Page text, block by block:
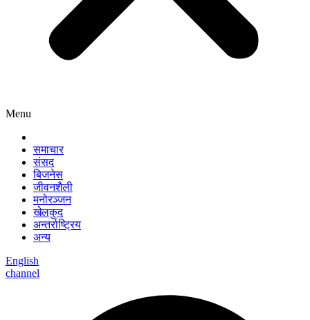
Menu
समाचार
संसद
बिजनेस
जीवनशैली
मनोरञ्जन
खेलकुद
अन्तर्राष्ट्रिय
अन्य
English
channel